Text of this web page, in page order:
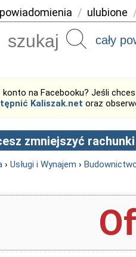
powiadomienia / ulubione
Szukaj
konto na Facebooku? Jeśli
Kaliszak.net oraz
zmniejszyć
› Usługi i Wynajem ›